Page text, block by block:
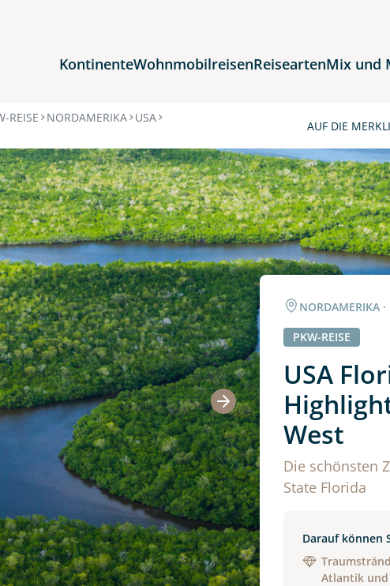
KontinenteWohnmobilreisenReiseartenMix und
Reiseziele
Afrika
Asien
Europa
Nordamerika
REISE NORDAMERIKA USA
AUF DIE
NORDAMERIKA ·
PKW-REISE
USA
West
Die schönsten
State Florida
Darauf können
Atlantik und